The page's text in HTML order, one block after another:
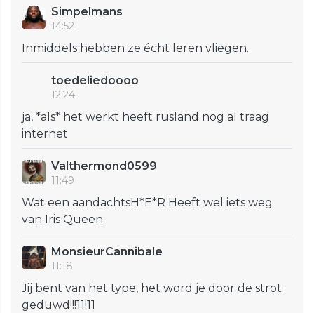
Simpelmans
14:52
Inmiddels hebben ze écht leren vliegen.
toedeliedoooo
12:24
ja, *als* het werkt heeft rusland nog al traag
internet
Valthermond0599
11:49
Wat een aandachtsH*E*R Heeft wel iets weg
van Iris Queen
MonsieurCannibale
11:18
Jij bent van het type, het word je door de strot
geduwd!!!11!11